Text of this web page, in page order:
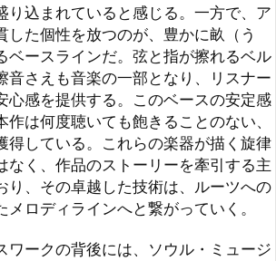
している。これらの楽器が描く旋律
く、作品のストーリーを牽引する主
、その卓越した技術は、ルーツへの
ロディラインへと繋がっていく。
ークの背後には、ソウル・ミュージ
づいている。フィラデルフィア・ソ
ストリングスの優雅な余韻と、デト
が誇る推進力のあるリズムの精度。
の中で見事に調和し、心地よい
けていく。コーラスワークにおいて
。その誠実な響きは、かつての黄金